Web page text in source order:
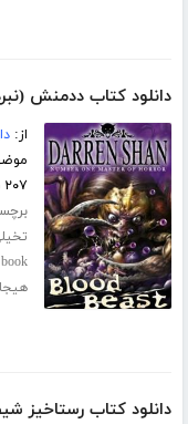
دانلود کتاب ددمنش
از:
۲۰۷ صفحه
دانلود کتاب رستاخیز